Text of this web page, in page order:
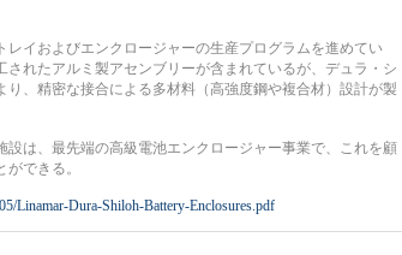
イおよびエンクロージャーの生産プログラムを進めてい
れたアルミ製アセンブリーが含まれているが、デュラ・シ
、精密な接合による多材料（高強度鋼や複合材）設計が製
は、最先端の高級電池エンクロージャー事業で、これを顧
できる。
Linamar-Dura-Shiloh-Battery-Enclosures.pdf